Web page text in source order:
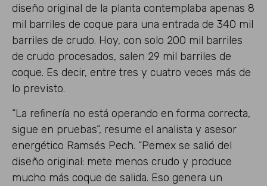
diseño original de la planta contemplaba apenas 8
mil barriles de coque para una entrada de 340 mil
barriles de crudo. Hoy, con solo 200 mil barriles
de crudo procesados, salen 29 mil barriles de
coque. Es decir, entre tres y cuatro veces más de
lo previsto.
“La refinería no está operando en forma correcta,
sigue en pruebas”, resume el analista y asesor
energético Ramsés Pech. “Pemex se salió del
diseño original: mete menos crudo y produce
mucho más coque de salida. Eso genera un